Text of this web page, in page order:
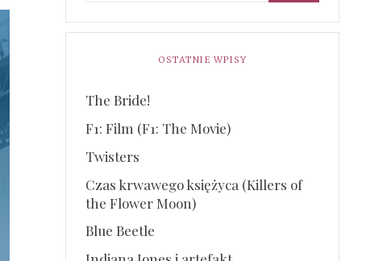
OSTATNIE WPISY
The Bride!
F1: Film (F1: The Movie)
Twisters
Czas krwawego księżyca (Killers of
the Flower Moon)
Blue Beetle